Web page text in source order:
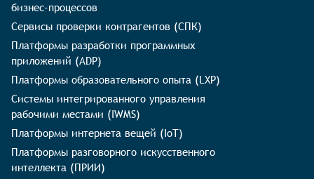
бизнес-процессов
Сервисы проверки контрагентов (СПК)
Платформы разработки программных
приложений (ADP)
Платформы образовательного опыта (LXP)
Системы интегрированного управления
рабочими местами (IWMS)
Платформы интернета вещей (IoT)
Платформы разговорного искусственного
интеллекта (ПРИИ)